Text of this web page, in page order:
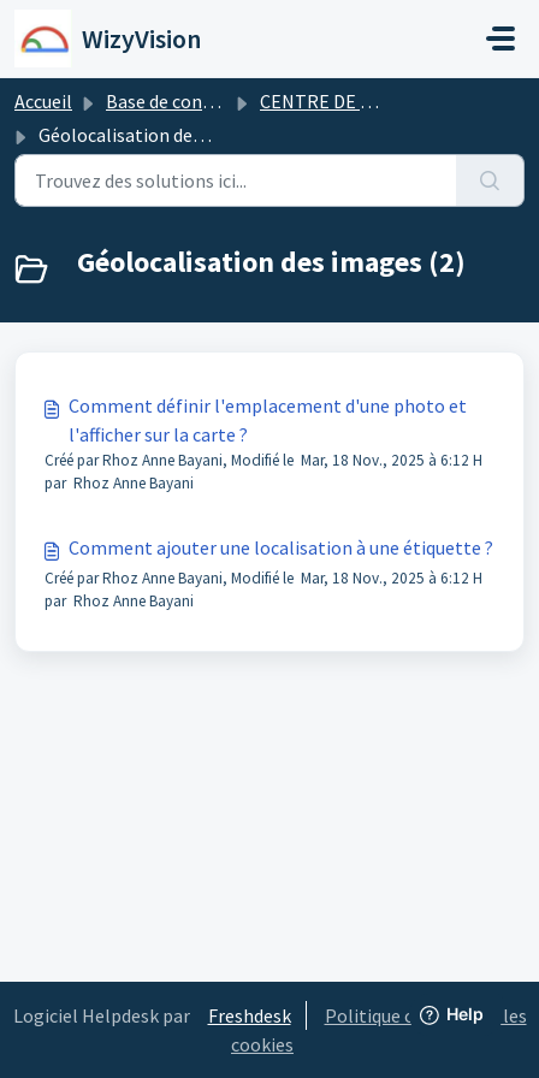
WizyVision
Accueil Base de connaissances
CENTRE DE RESSOURCES NUMÉRIQUES
Géolocalisation des images
Géolocalisation des images (2)
Comment définir l'emplacement d'une photo et
l'afficher sur la carte ?
Créé par Rhoz Anne Bayani, Modifié le Mar, 18 Nov., 2025 à 6:12 H
par Rhoz Anne Bayani
Comment ajouter une localisation à une étiquette ?
Créé par Rhoz Anne Bayani, Modifié le Mar, 18 Nov., 2025 à 6:12 H
par Rhoz Anne Bayani
Logiciel Helpdesk par Freshdesk
Politique concernant les
cookies